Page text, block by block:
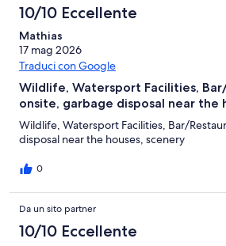
10/10 Eccellente
Mathias
17 mag 2026
Traduci con Google
Wildlife, Watersport Facilities,
onsite, garbage disposal near the
Wildlife, Watersport Facilities, Bar/
disposal near the houses, scenery
0
Da un sito partner
10/10 Eccellente